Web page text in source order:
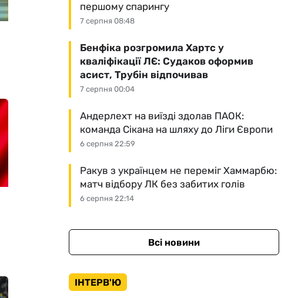
7 серпня 08:48
першому спарингу
7 серпня 00:04
Бенфіка розгромила Хартс у
кваліфікації ЛЄ: Судаков оформив
асист, Трубін відпочивав
6 серпня 22:59
Андерлехт на виїзді здолав ПАОК:
команда Сікана на шляху до Ліги Європи
6 серпня 22:14
Ракув з українцем не переміг Хаммарбю:
матч відбору ЛК без забитих голів
Всі новини
ІНТЕРВ'Ю